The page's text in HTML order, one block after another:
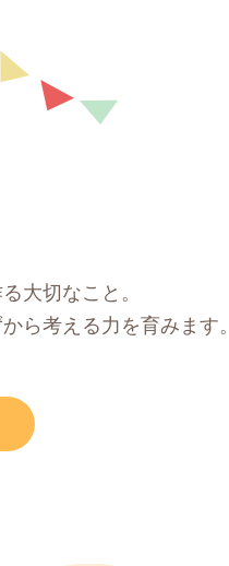
大切なこと。
ら考える力を育みます。